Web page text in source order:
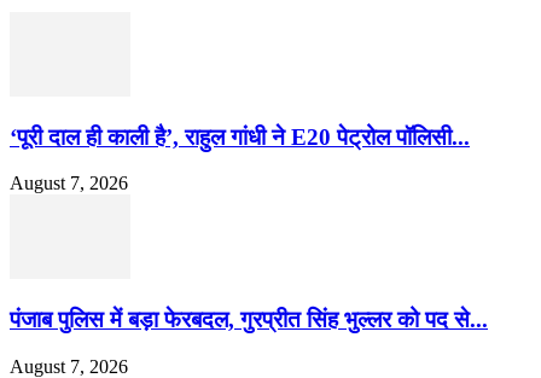
‘पूरी दाल ही काली है’, राहुल गांधी ने E20 पेट्रोल पॉलिसी...
August 7, 2026
पंजाब पुलिस में बड़ा फेरबदल, गुरप्रीत सिंह भुल्लर को पद से...
August 7, 2026